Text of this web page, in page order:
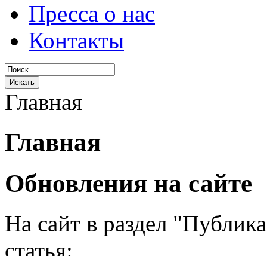
Пресса о нас
Контакты
Главная
Главная
Обновления на сайте
На сайт в раздел
статья: